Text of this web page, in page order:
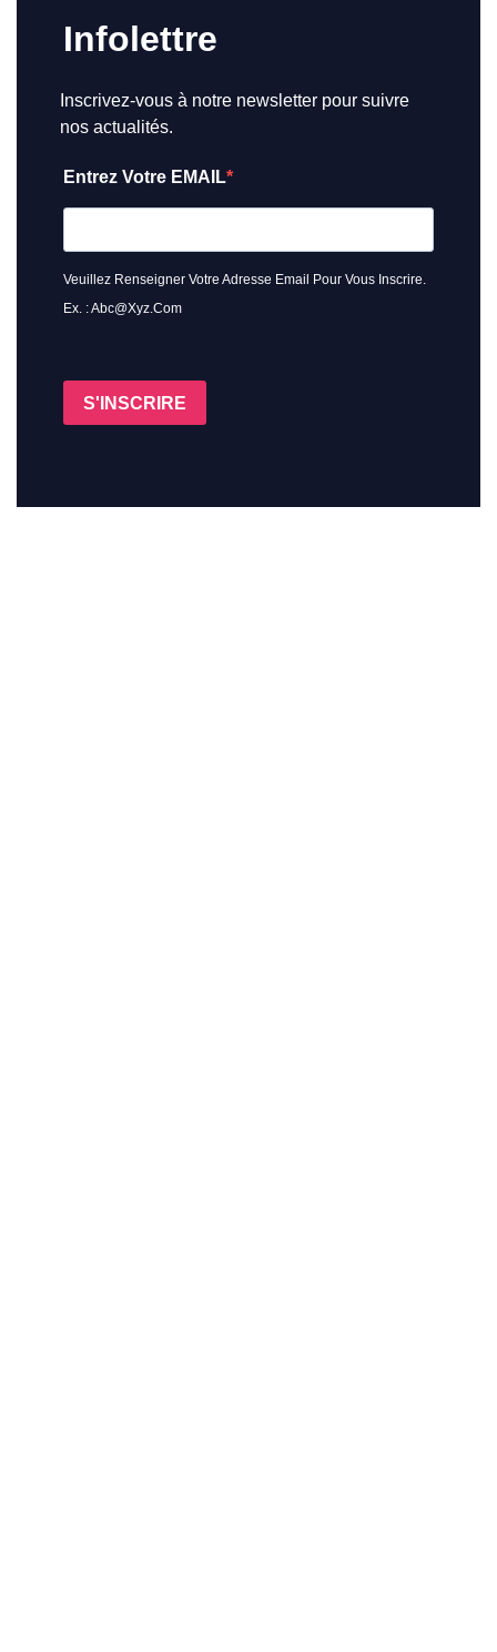
Infolettre
Inscrivez-vous à notre newsletter pour suivre
nos actualités.
Entrez Votre EMAIL
Veuillez Renseigner Votre Adresse Email Pour Vous Inscrire.
Ex. : Abc@xyz.com
S'INSCRIRE